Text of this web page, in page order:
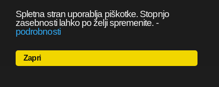
Spletna stran uporablja piškotke. Stopnjo
zasebnosti lahko po želji spremenite. -
podrobnosti
Zapri